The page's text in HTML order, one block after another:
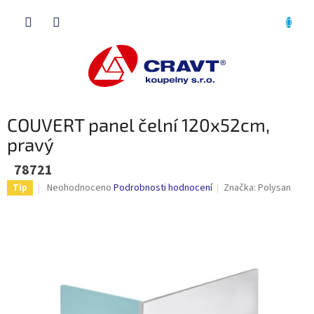
COUVERT panel čelní 120x52cm,
pravý
78721
Tip
Průměrné
Neohodnoceno Podrobnosti hodnocení Značka:Polysan